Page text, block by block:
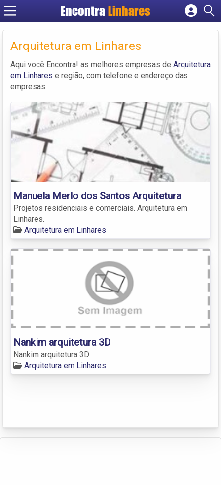
EncontraLinhares
Cadastrar empresa
Criar conta
Arquitetura em Linhares
Aqui você Encontra! as melhores empresas de Arquitetura
em Linhares e região, com telefone e endereço das
empresas.
Manuela Merlo dos Santos Arquitetura
Projetos residenciais e comerciais. Arquitetura em
Linhares.
Arquitetura em Linhares
Nankim arquitetura 3D
Nankim arquitetura 3D
Arquitetura em Linhares